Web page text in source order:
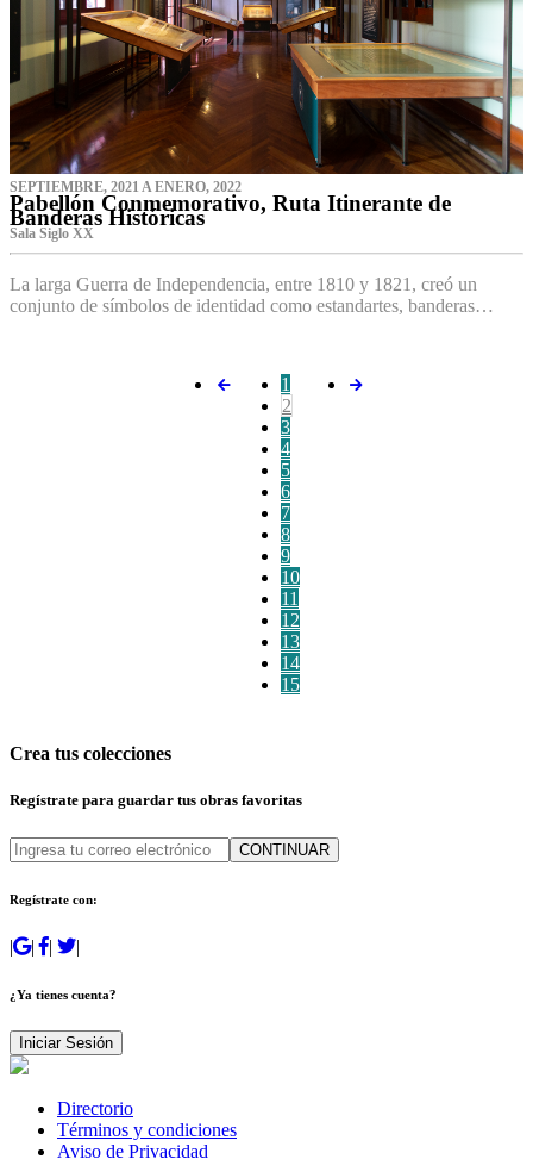
SEPTIEMBRE, 2021 A ENERO, 2022
Pabellón Conmemorativo, Ruta Itinerante de
Banderas Históricas
Sala Siglo XX
La larga Guerra de Independencia, entre 1810 y 1821, creó un
conjunto de símbolos de identidad como estandartes, banderas…
1
2
3
4
5
6
7
8
9
10
11
12
13
14
15
Crea tus colecciones
Regístrate para guardar tus obras favoritas
CONTINUAR
Regístrate con:
| | | |
¿Ya tienes cuenta?
Iniciar Sesión
Directorio
Términos y condiciones
Aviso de Privacidad